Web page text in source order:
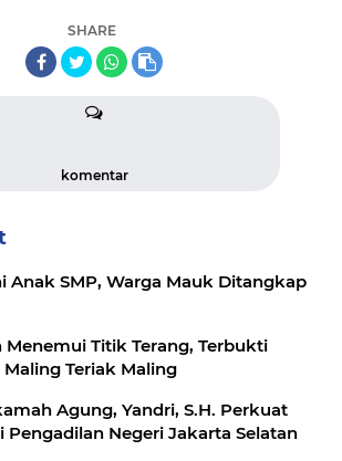
SHARE
komentar
Anak SMP, Warga Mauk Ditangkap
Menemui Titik Terang, Terbukti
Teriak Maling
Agung, Yandri, S.H. Perkuat
Pengadilan Negeri Jakarta Selatan